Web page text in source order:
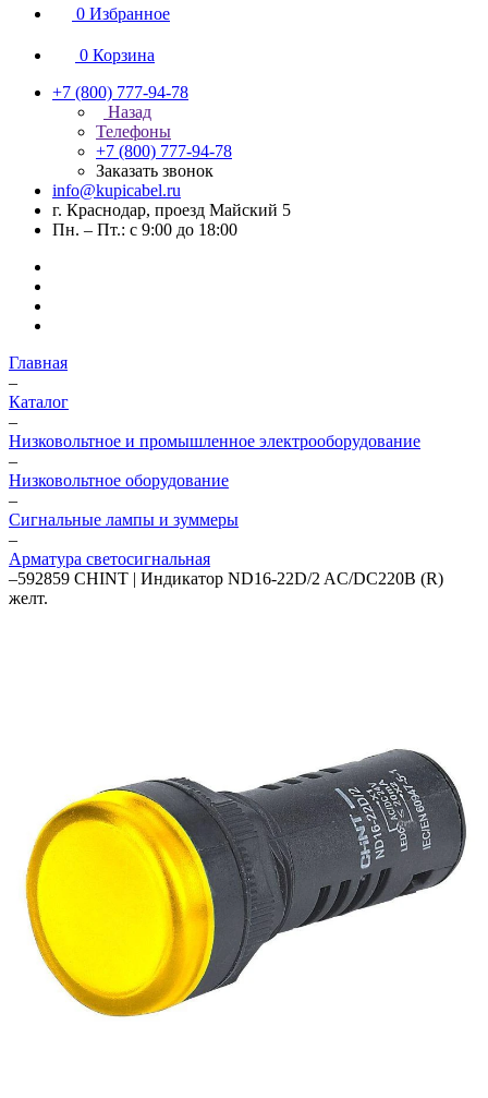
0 Избранное
0 Корзина
+7 (800) 777-94-78
Назад
Телефоны
+7 (800) 777-94-78
Заказать звонок
info@kupicabel.ru
г. Краснодар, проезд Майский 5
Пн. – Пт.: с 9:00 до 18:00
Главная
–
Каталог
–
Низковольтное и промышленное электрооборудование
–
Низковольтное оборудование
–
Сигнальные лампы и зуммеры
–
Арматура светосигнальная
–592859 CHINT | Индикатор ND16-22D/2 AC/DC220В (R)
желт.